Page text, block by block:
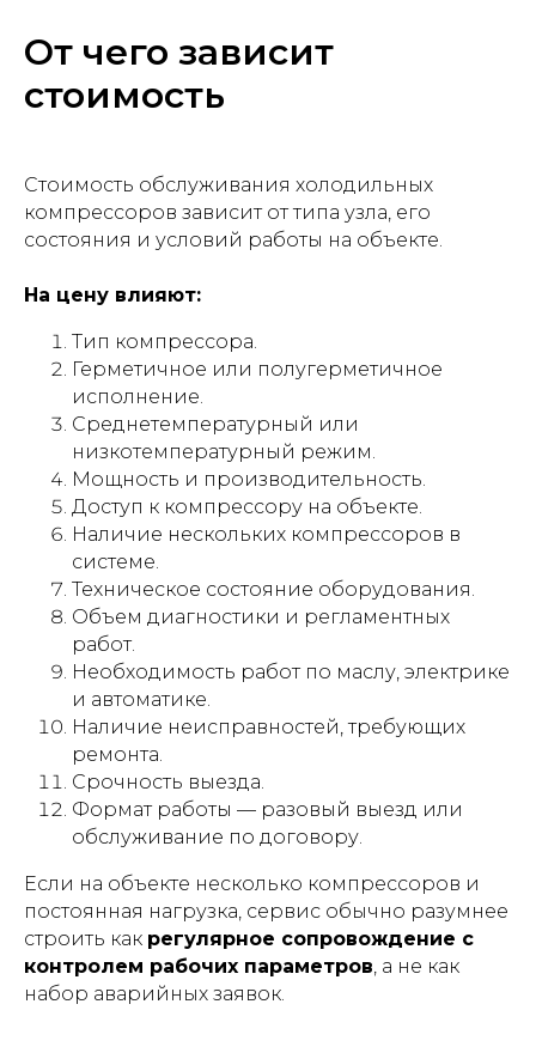
От чего зависит
стоимость
Стоимость обслуживания холодильных
компрессоров зависит от типа узла, его
состояния и условий работы на объекте.
На цену влияют:
Тип компрессора.
Герметичное или полугерметичное
исполнение.
Среднетемпературный или
низкотемпературный режим.
Мощность и производительность.
Доступ к компрессору на объекте.
Наличие нескольких компрессоров в
системе.
Техническое состояние оборудования.
Объем диагностики и регламентных
работ.
Необходимость работ по маслу, электрике
и автоматике.
Наличие неисправностей, требующих
ремонта.
Срочность выезда.
Формат работы — разовый выезд или
обслуживание по договору.
Если на объекте несколько компрессоров и
постоянная нагрузка, сервис обычно разумнее
строить как регулярное сопровождение с
контролем рабочих параметров , а не как
набор аварийных заявок.